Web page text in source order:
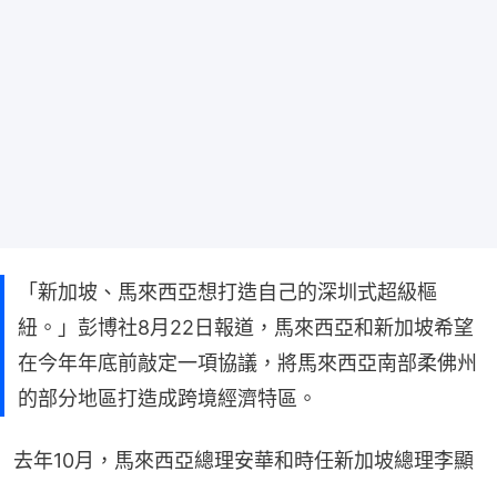
「新加坡、馬來西亞想打造自己的深圳式超級樞
紐。」彭博社8月22日報道，馬來西亞和新加坡希望
在今年年底前敲定一項協議，將馬來西亞南部柔佛州
的部分地區打造成跨境經濟特區。
去年10月，馬來西亞總理安華和時任新加坡總理李顯